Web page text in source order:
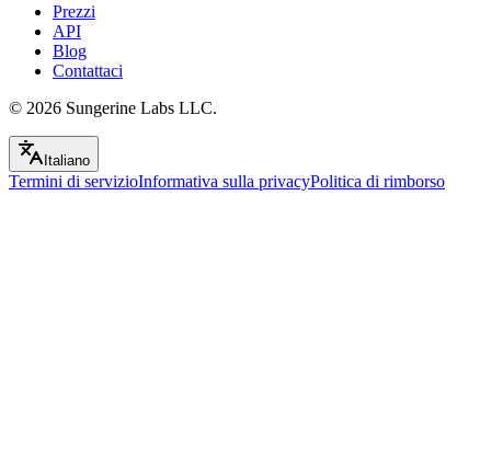
Prezzi
API
Blog
Contattaci
© 2026 Sungerine Labs LLC.
Italiano
Termini di servizioInformativa sulla privacyPolitica di rimborso